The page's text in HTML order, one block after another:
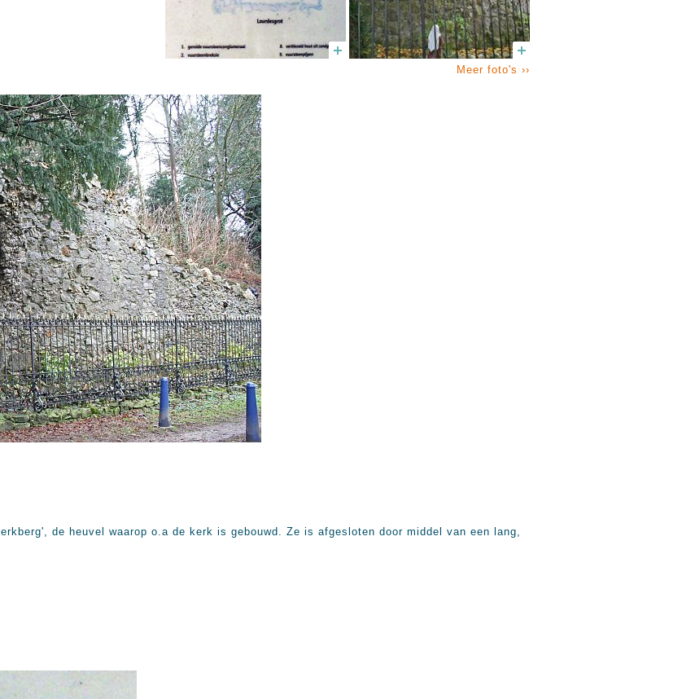
Meer foto's ››
de heuvel waarop o.a de kerk is gebouwd. Ze is afgesloten door middel van een lang,